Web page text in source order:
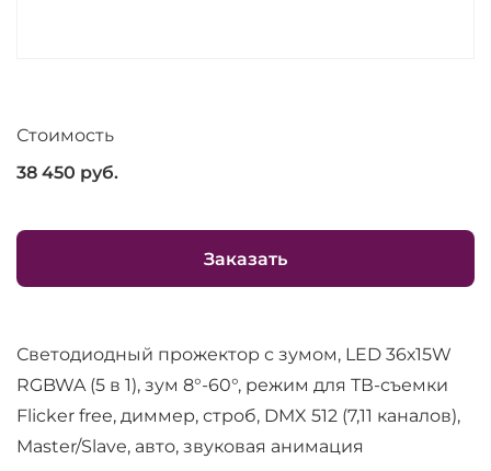
Стоимость
38 450 руб.
Заказать
Светодиодный прожектор с зумом, LED 36х15W
RGBWA (5 в 1), зум 8°-60°, режим для ТВ-съемки
Flicker free, диммер, строб, DMX 512 (7,11 каналов),
Master/Slave, авто, звуковая анимация